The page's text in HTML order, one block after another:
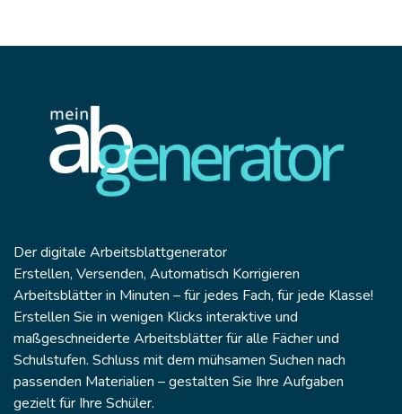
Der digitale Arbeitsblattgenerator
Erstellen, Versenden, Automatisch Korrigieren
Arbeitsblätter in Minuten – für jedes Fach, für jede Klasse!
Erstellen Sie in wenigen Klicks interaktive und
maßgeschneiderte Arbeitsblätter für alle Fächer und
Schulstufen. Schluss mit dem mühsamen Suchen nach
passenden Materialien – gestalten Sie Ihre Aufgaben
gezielt für Ihre Schüler.